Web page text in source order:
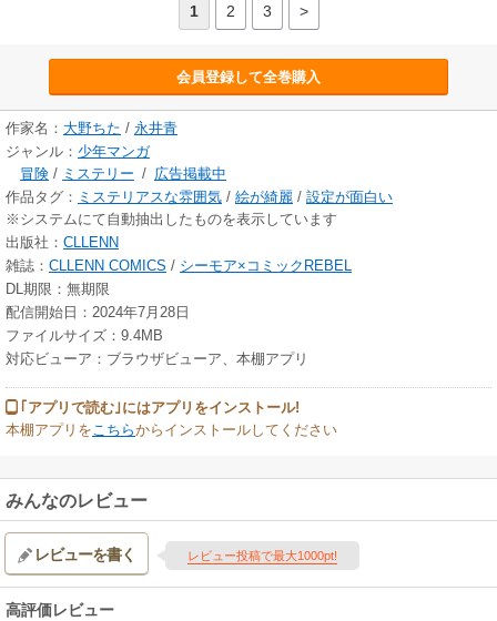
1 2 3 >
会員登録して全巻購入
作家名： 大野ちた / 永井青
ジャンル： 少年マンガ
冒険 / ミステリー / 広告掲載中
作品タグ： ミステリアスな雰囲気 / 絵が綺麗 / 設定が面白い
※システムにて自動抽出したものを表示しています
出版社： CLLENN
雑誌： CLLENN COMICS / シーモア×コミックREBEL
DL期限：無期限
配信開始日：2024年7月28日
ファイルサイズ：9.4MB
対応ビューア：ブラウザビューア、本棚アプリ
｢アプリで読む｣にはアプリをインストール!
本棚アプリを こちらからインストールしてください
みんなのレビュー
レビューを書く レビュー投稿で最大1000pt!
高評価レビュー